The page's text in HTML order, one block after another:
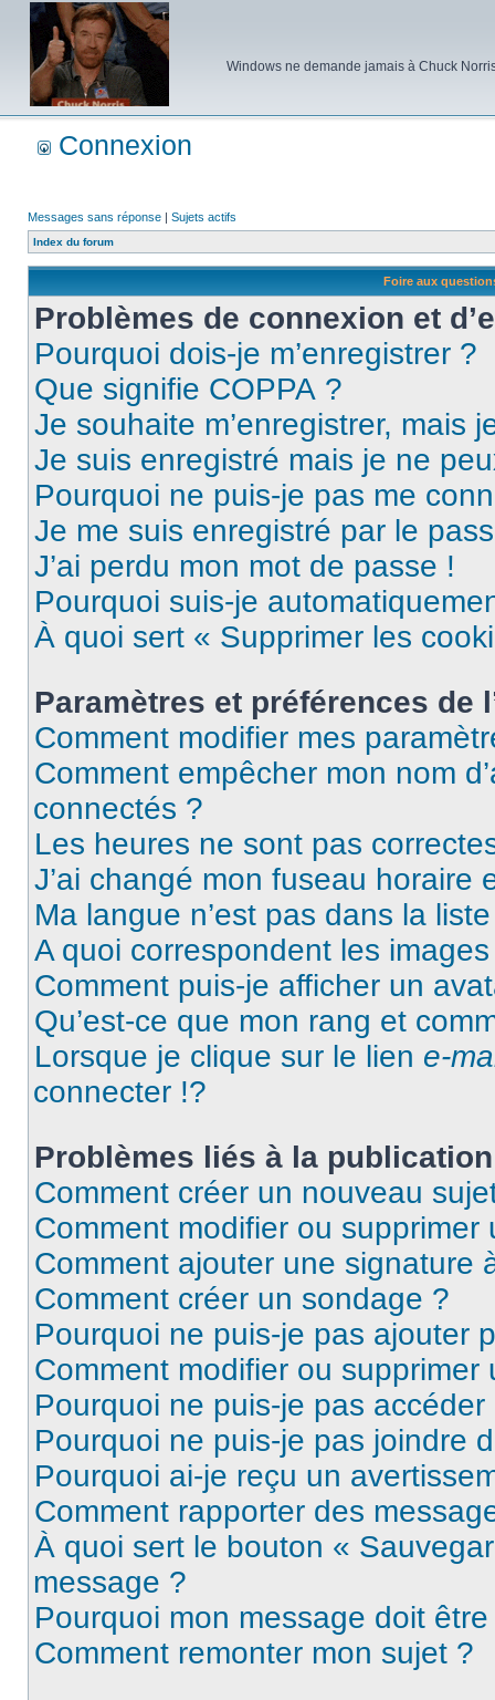
Windows ne demande jamais à Chuck
Connexion
Messages sans réponse | Sujets actifs
Index du forum
Foire aux
Problèmes de connexion et
Pourquoi dois-je m’enregistrer ?
Que signifie COPPA ?
Je souhaite m’enregistrer, mais
Je suis enregistré mais je ne
Pourquoi ne puis-je pas me
Je me suis enregistré par le
J’ai perdu mon mot de passe !
Pourquoi suis-je
À quoi sert « Supprimer les
Paramètres et préférences de
Comment modifier mes
Comment empêcher mon nom
connectés ?
Les heures ne sont pas
J’ai changé mon fuseau horaire
Ma langue n’est pas dans la
A quoi correspondent les
Comment puis-je afficher un
Qu’est-ce que mon rang et
Lorsque je clique sur le lien e-
connecter !?
Problèmes liés à la
Comment créer un nouveau
Comment modifier ou supprimer
Comment ajouter une signature
Comment créer un sondage ?
Pourquoi ne puis-je pas ajouter
Comment modifier ou supprimer
Pourquoi ne puis-je pas
Pourquoi ne puis-je pas joindre
Pourquoi ai-je reçu un
Comment rapporter des
À quoi sert le bouton «
message ?
Pourquoi mon message doit
Comment remonter mon sujet ?